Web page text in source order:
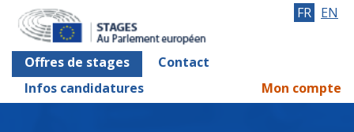
Offres de stages
Contact
Infos candidatures
FR EN
Mon compte